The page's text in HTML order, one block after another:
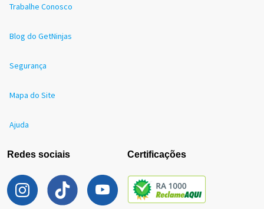
Trabalhe Conosco
Blog do GetNinjas
Segurança
Mapa do Site
Ajuda
Redes sociais Certificações